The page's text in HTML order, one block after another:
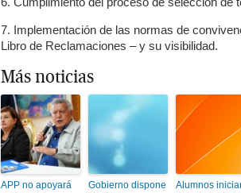
7. Implementación de las normas de
Libro de Reclamaciones – y su visibilidad.
Más noticias
APP no apoyará
Gobierno dispone
Alumnos